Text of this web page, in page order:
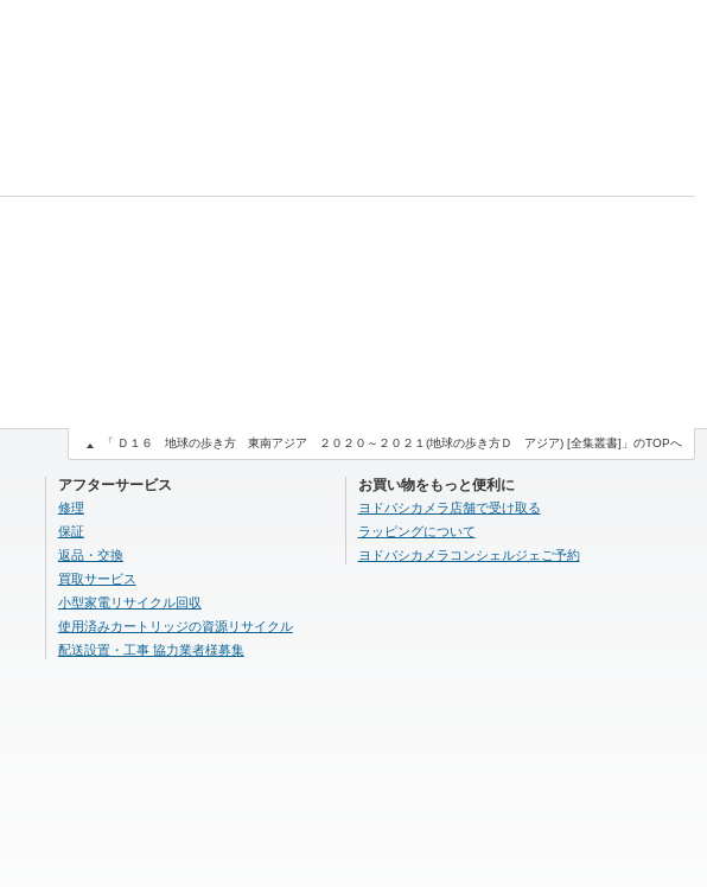
アフターサービス
修理
保証
返品・交換
買取サービス
小型家電リサイクル回収
使用済みカートリッジの資源リサイクル
配送設置・工事 協力業者様募集
お買い物をもっと便利に
ヨドバシカメラ店舗で受け取る
ラッピングについて
ヨドバシカメラコンシェルジェご予約
「 Ｄ１６ 地球の歩き方 東南アジア ２０２０～２０２１(地球の歩き方Ｄ アジア) [全集叢書]」のTOPへ